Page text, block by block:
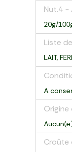
Nut.4 -
20g/
Liste
LAIT,
A
Origine
Croûte